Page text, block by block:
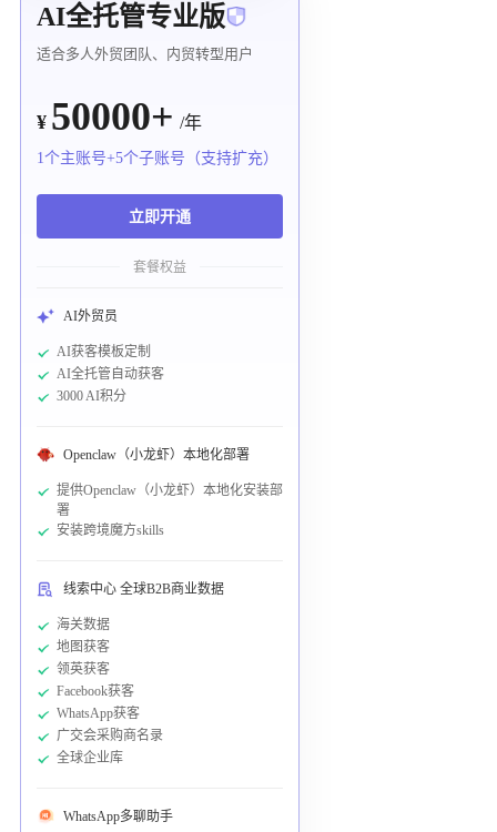
AI全托管专业版
适合多人外贸团队、内贸转型用户
¥ 50000+ /年
1个主账号+5个子账号（支持扩充）
立即开通
套餐权益
AI外贸员
AI获客模板定制
AI全托管自动获客
3000 AI积分
Openclaw（小龙虾）本地化部署
提供Openclaw（小龙虾）本地化安装部
署
安装跨境魔方skills
线索中心 全球B2B商业数据
海关数据
地图获客
领英获客
Facebook获客
WhatsApp获客
广交会采购商名录
全球企业库
WhatsApp多聊助手